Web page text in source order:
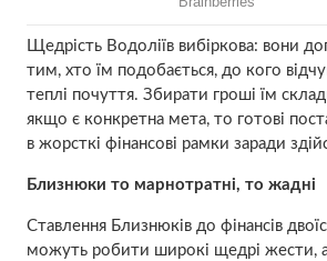
Щедрість Водоліїв вибіркова: вони
тим, хто їм подобається, до кого
теплі почуття. Збирати гроші їм
якщо є конкретна мета, то готові
в жорсткі фінансові рамки заради
Близнюки то марнотратні, то жадні
Ставлення Близнюків до фінансів
можуть робити широкі щедрі жести,